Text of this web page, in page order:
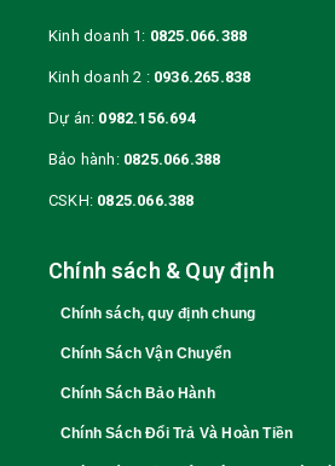
Kinh doanh 1: 0825.066.388
Kinh doanh 2 : 0936.265.838
Dự án: 0982.156.694
Bảo hành: 0825.066.388
CSKH: 0825.066.388
Chính sách & Quy định
Chính sách, quy định chung
Chính Sách Vận Chuyển
Chính Sách Bảo Hành
Chính Sách Đổi Trả Và Hoàn Tiền